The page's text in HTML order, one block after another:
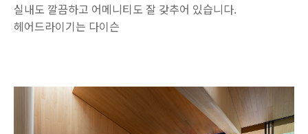
실내도 깔끔하고 어메니티도 잘 갖추어 있습니다.
헤어드라이기는 다이슨